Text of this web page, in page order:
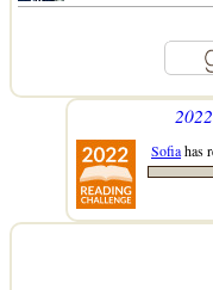
Sofiahas